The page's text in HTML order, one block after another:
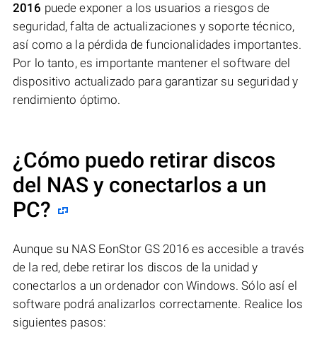
2016 puede exponer a los usuarios a riesgos de
seguridad, falta de actualizaciones y soporte técnico,
así como a la pérdida de funcionalidades importantes.
Por lo tanto, es importante mantener el software del
dispositivo actualizado para garantizar su seguridad y
rendimiento óptimo.
¿Cómo puedo retirar discos
del NAS y conectarlos a un
PC?
Aunque su NAS EonStor GS 2016 es accesible a través
de la red, debe retirar los discos de la unidad y
conectarlos a un ordenador con Windows. Sólo así el
software podrá analizarlos correctamente. Realice los
siguientes pasos: